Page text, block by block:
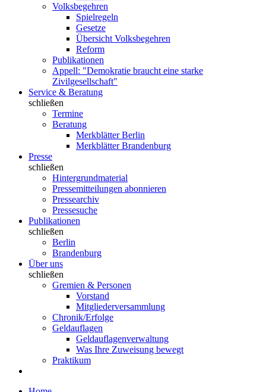
Volksbegehren
Spielregeln
Gesetze
Übersicht Volksbegehren
Reform
Publikationen
Appell: "Demokratie braucht eine starke
Zivilgesellschaft"
Service & Beratung
schließen
Termine
Beratung
Merkblätter Berlin
Merkblätter Brandenburg
Presse
schließen
Hintergrundmaterial
Pressemitteilungen abonnieren
Pressearchiv
Pressesuche
Publikationen
schließen
Berlin
Brandenburg
Über uns
schließen
Gremien & Personen
Vorstand
Mitgliederversammlung
Chronik/Erfolge
Geldauflagen
Geldauflagenverwaltung
Was Ihre Zuweisung bewegt
Praktikum